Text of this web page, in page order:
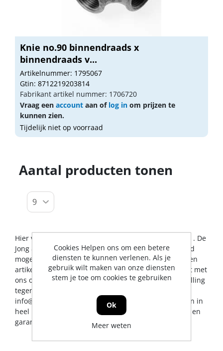
Knie no.90 binnendraads x
binnendraads v...
Artikelnummer: 1795067
Gtin: 8712219203814
Fabrikant artikel nummer: 1706720
Vraag een account aan of log in om prijzen te
kunnen zien.
Tijdelijk niet op voorraad
Aantal producten tonen
Hier vindt u alles op het gebied van kniekoppelingen . De
Jong & Roos BV probeert u op dit gebied een zo breed
mogelijk assortiment aan te bieden. Mocht er toch een
artikel ontbreken, dan kunt u natuurlijk altijd contact met
ons opnemen voor een vakkundig advies en/of bestelling
tegen een scherpe prijs. U kunt ons bereiken via
info@jrs.nl
of telefonisch op 0224-273327. Wij leveren in
heel Nederland, uiteraard met professionele service en
garantievoorwaarden.
Cookies Helpen ons om een betere
diensten te kunnen verlenen. Als je
gebruik wilt maken van onze diensten
stem je toe om cookies te gebruiken
Ok
Meer weten